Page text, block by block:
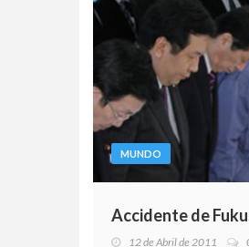
MUNDO
Accidente de
12 de Abril de 2011